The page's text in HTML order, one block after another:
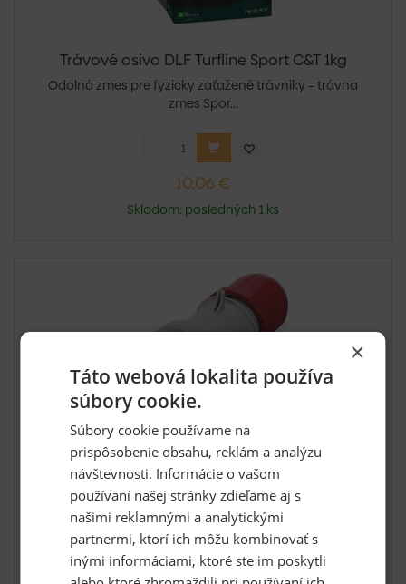
Trávové osivo DLF Turfline Sport C&T 1kg
Odolná zmes pre fyzicky zaťažené trávniky – trávna
zmes Spor...
10,06 €
Skladom: posledných 1 ks
Vidlica 4P 32A/400V IP44 optima
Najdôležitejšie parametre:• farba červená• krytie IP44•
napä...
×
Táto webová lokalita používa
súbory cookie.
Súbory cookie používame na
prispôsobenie obsahu, reklám a analýzu
návštevnosti. Informácie o vašom
používaní našej stránky zdieľame aj s
našimi reklamnými a analytickými
partnermi, ktorí ich môžu kombinovať s
inými informáciami, ktoré ste im poskytli